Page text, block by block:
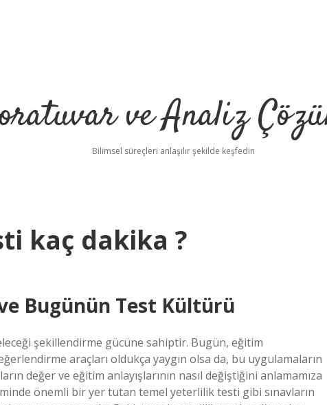
ve Analiz
Bilimsel süreçleri anlaşılır şekilde keşfedin
kaç dakika ?
Bugünün Test Kültürü
şekillendirme gücüne sahiptir. Bugün, eğitim
araçları oldukça yaygın olsa da, bu uygulamaların
değer ve eğitim anlayışlarının nasıl değiştiğini anlamamıza
önemli bir yer tutan temel yeterlilik testi gibi sınavların